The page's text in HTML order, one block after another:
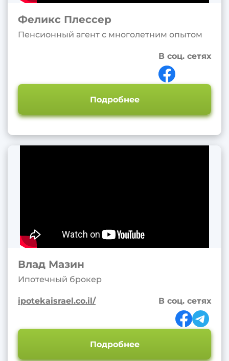
Феликс Плессер
Пенсионный агент с многолетним опытом
В соц. сетях
Подробнее
Влад Мазин
Ипотечный брокер
ipotekaisrael.co.il/ В соц. сетях
Подробнее
Наши агенты
Услуги
Наша команда
Мы в прессе
Контакты